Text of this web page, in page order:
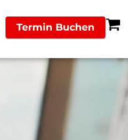
Termin Buchen